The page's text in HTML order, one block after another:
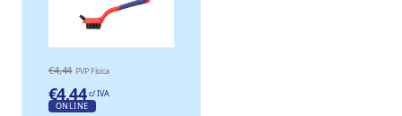
€4,44 PVP Física
€4,44 c/ IVA
ONLINE